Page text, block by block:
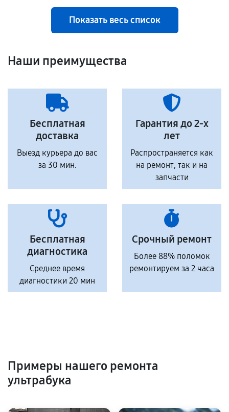
Показать весь список
Наши преимущества
Бесплатная
доставка
Выезд курьера до вас
за 30 мин.
Гарантия до 2-х
лет
Распространяется как
на ремонт, так и на
запчасти
Бесплатная
диагностика
Среднее время
диагностики 20 мин
Срочный ремонт
Более 88% поломок
ремонтируем за 2 часа
Примеры нашего ремонта
ультрабука